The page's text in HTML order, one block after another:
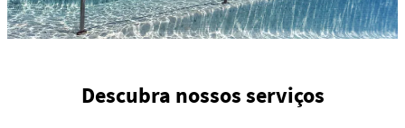
Descubra nossos serviços